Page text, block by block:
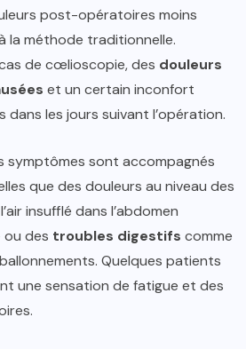
post-opératoires moins
la méthode traditionnelle.
de cœlioscopie, des douleurs
et un certain inconfort
les jours suivant l’opération.
symptômes sont accompagnés
que des douleurs au niveau des
insufflé dans l’abdomen
ou des troubles digestifs comme
Quelques patients
une sensation de fatigue et des